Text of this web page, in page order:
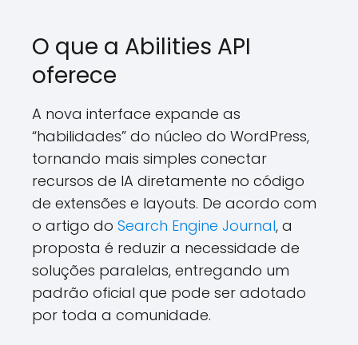
O que a Abilities API
oferece
A nova interface expande as
“habilidades” do núcleo do WordPress,
tornando mais simples conectar
recursos de IA diretamente no código
de extensões e layouts. De acordo com
o artigo do Search Engine Journal, a
proposta é reduzir a necessidade de
soluções paralelas, entregando um
padrão oficial que pode ser adotado
por toda a comunidade.